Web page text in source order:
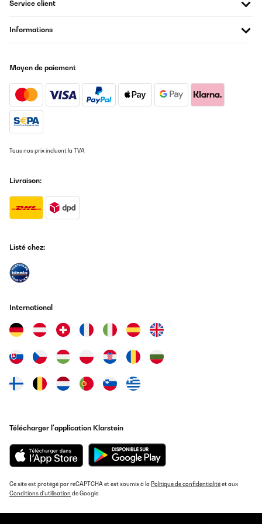
und sehr passgenau! Daumen hoch!
Amazon-Benutzer
Traduire
Service client
Informations
Moyen de paiement
Tous nos prix incluent la TVA
Livraison:
Listé chez:
International
Télécharger l'application Klarstein
Ce site est protégé par reCAPTCHA et est soumis à la Politique de confidentialitéet aux
Conditions d'utilisation de Google.